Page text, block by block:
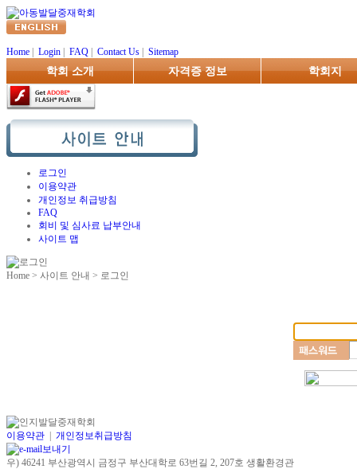
Home Login FAQ Contact Us Sitemap
학회 소개 자격증 정보 학회지
로그인
이용약관
개인정보 취급방침
FAQ
회비 및 심사료 납부안내
사이트 맵
Home > 사이트 안내 > 로그인
이용약관 개인정보취급방침
우) 46241 부산광역시 금정구 부산대학로 63번길 2, 207호 생활환경관